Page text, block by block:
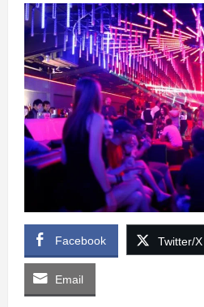
Facebook Twitter/X
Email